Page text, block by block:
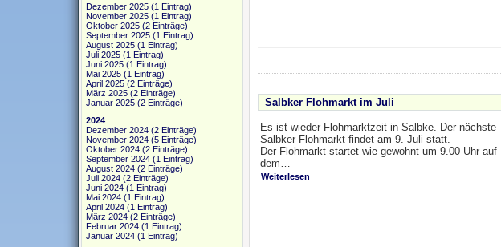
Dezember 2025 (1 Eintrag)
November 2025 (1 Eintrag)
Oktober 2025 (2 Einträge)
September 2025 (1 Eintrag)
August 2025 (1 Eintrag)
Juli 2025 (1 Eintrag)
Juni 2025 (1 Eintrag)
Mai 2025 (1 Eintrag)
April 2025 (2 Einträge)
März 2025 (2 Einträge)
Januar 2025 (2 Einträge)
2024
Dezember 2024 (2 Einträge)
November 2024 (5 Einträge)
Oktober 2024 (2 Einträge)
September 2024 (1 Eintrag)
August 2024 (2 Einträge)
Juli 2024 (2 Einträge)
Juni 2024 (1 Eintrag)
Mai 2024 (1 Eintrag)
April 2024 (1 Eintrag)
März 2024 (2 Einträge)
Februar 2024 (1 Eintrag)
Januar 2024 (1 Eintrag)
Salbker Flohmarkt im Juli
Es ist wieder Flohmarktzeit in Salbke. Der nächste
Salbker Flohmarkt findet am 9. Juli statt.
Der Flohmarkt startet wie gewohnt um 9.00 Uhr auf
dem…
Weiterlesen